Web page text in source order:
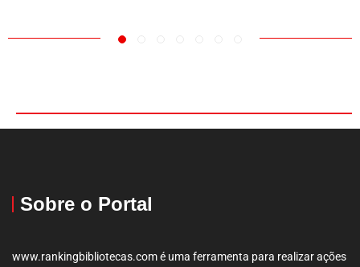
Sobre o Portal
www.rankingbibliotecas.com é uma ferramenta para realizar ações